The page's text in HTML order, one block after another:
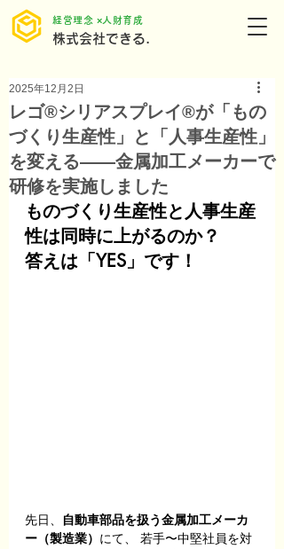
株式会社できる.
​経営理念 ×人財育成
レゴ®シリアスプレイ®が「もの
づくり生産性」と「人事生産性」
を変える——金属加工メーカーで
研修を実施しました
2025年12月2日
ものづくり生産性と人事生産
性は同時に上がるのか？
答えは「YES」です！
先日、
自動車部品を扱う金属加工メーカ
ー（製造業） にて、 若手〜中堅社員を対